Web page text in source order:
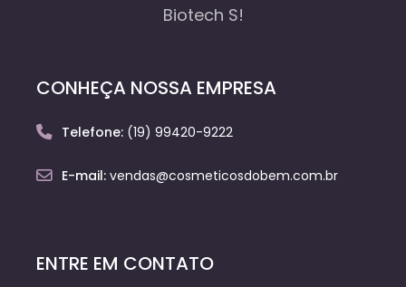
Biotech S!
CONHEÇA NOSSA EMPRESA
Telefone: (19) 99420-9222
E-mail: vendas@cosmeticosdobem.com.br
ENTRE EM CONTATO